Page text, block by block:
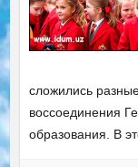
сложились
воссоединения
образования. В